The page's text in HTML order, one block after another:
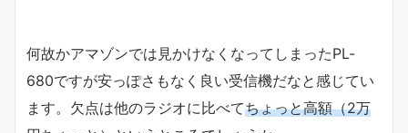
何故かアマゾンでは見かけなくなってしまったPL-
680ですが安っぽさもなく良い受信機だなと感じてい
ます。欠点は他のラジオに比べてちょっと高額（2万